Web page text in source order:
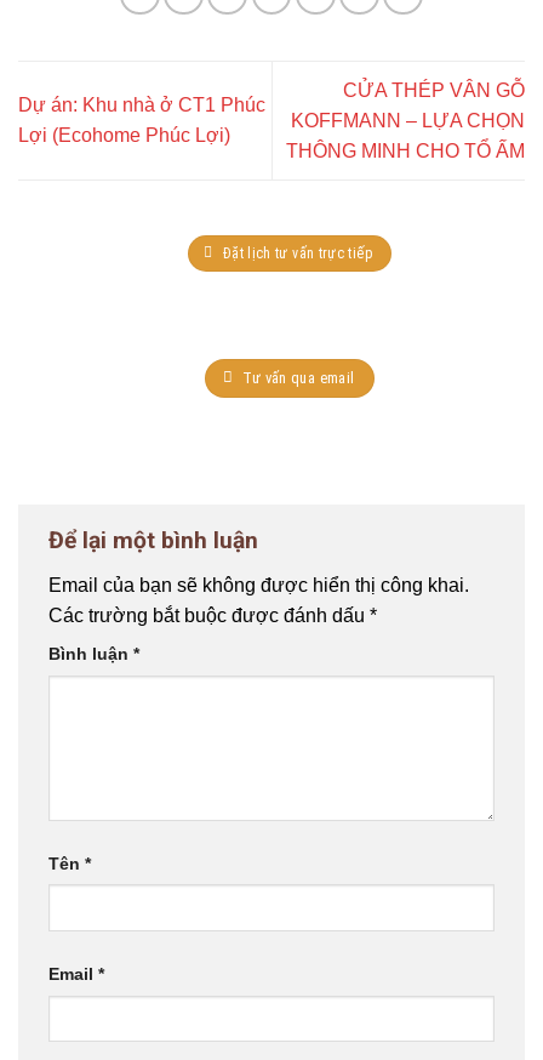
Dự án: Khu nhà ở CT1 Phúc
Lợi (Ecohome Phúc Lợi)
CỬA THÉP VÂN GỖ
KOFFMANN – LỰA CHỌN
THÔNG MINH CHO TỔ ẤM
Đặt lịch tư vấn trực tiếp
Tư vấn qua email
Để lại một bình luận
Email của bạn sẽ không được hiển thị công khai.
Các trường bắt buộc được đánh dấu *
Bình luận *
Tên *
Email *